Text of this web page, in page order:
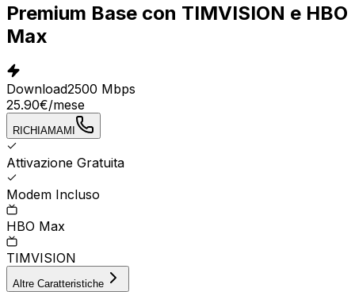
Premium Base con TIMVISION e HBO
Max
Download2500 Mbps
25.90€/mese
RICHIAMAMI
Attivazione Gratuita
Modem Incluso
HBO Max
TIMVISION
Altre Caratteristiche